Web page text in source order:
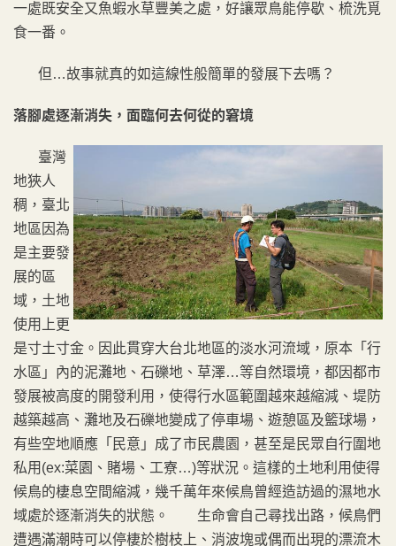
一處既安全又魚蝦水草豐美之處，好讓眾鳥能停歇、梳洗覓
食一番。
但…故事就真的如這線性般簡單的發展下去嗎？
落腳處逐漸消失，面臨何去何從的窘境
臺灣
地狹人
稠，臺北
地區因為
是主要發
展的區
域，土地
使用上更
是寸土寸金。因此貫穿大台北地區的淡水河流域，原本「行
水區」內的泥灘地、石礫地、草澤…等自然環境，都因都市
發展被高度的開發利用，使得行水區範圍越來越縮減、堤防
越築越高、灘地及石礫地變成了停車場、遊憩區及籃球場，
有些空地順應「民意」成了市民農園，甚至是民眾自行圍地
私用(ex:菜園、賭場、工寮…)等狀況。這樣的土地利用使得
候鳥的棲息空間縮減，幾千萬年來候鳥曾經造訪過的濕地水
域處於逐漸消失的狀態。 生命會自己尋找出路，候鳥們
遭遇滿潮時可以停棲於樹枝上、消波塊或偶而出現的漂流木